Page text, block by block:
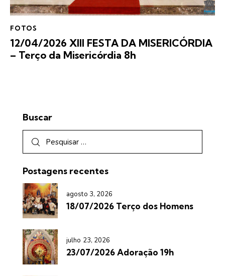
FOTOS
12/04/2026 XIII FESTA DA MISERICÓRDIA
– Terço da Misericórdia 8h
Buscar
Postagens recentes
agosto 3, 2026
18/07/2026 Terço dos Homens
julho 23, 2026
23/07/2026 Adoração 19h